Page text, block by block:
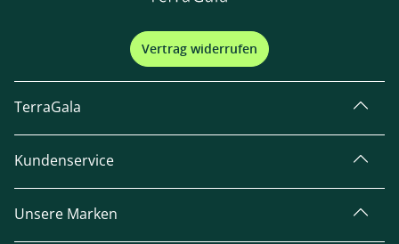
Vertrag widerrufen
TerraGala
Kundenservice
Unsere Marken